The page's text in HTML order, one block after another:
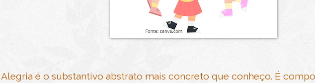
Alegria é o substantivo abstrato mais concreto que conheço. É